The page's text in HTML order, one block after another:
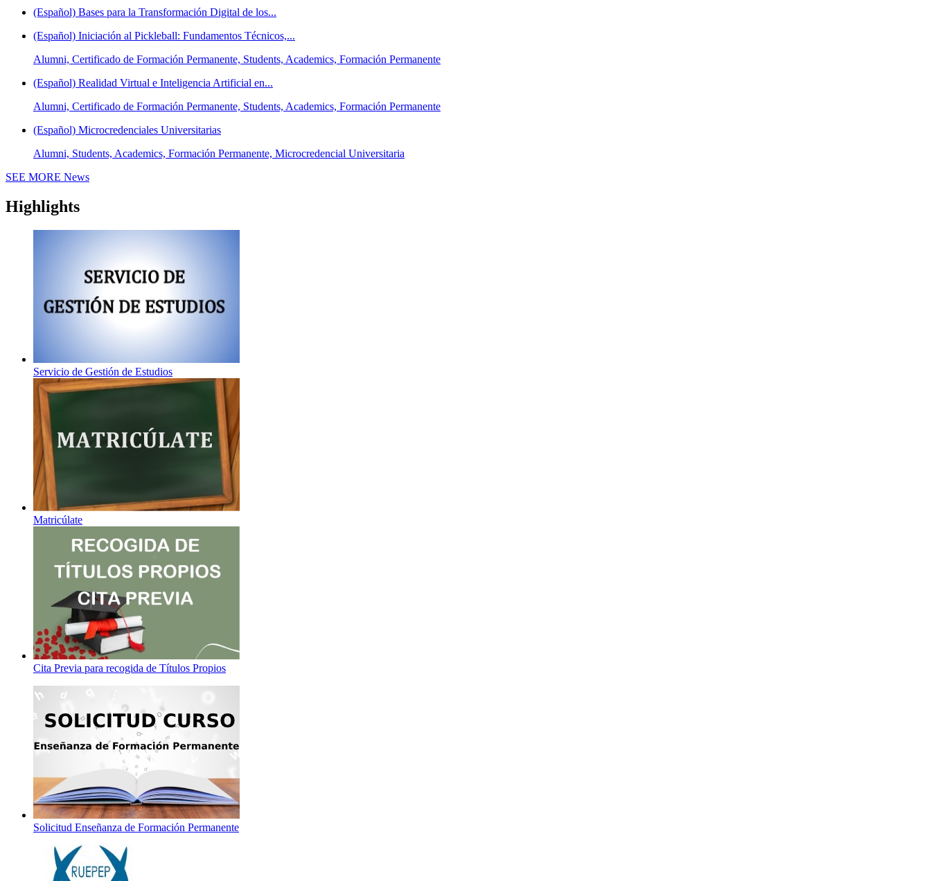
(Español) Bases para la Transformación Digital de los...
(Español) Iniciación al Pickleball: Fundamentos Técnicos,...
Alumni, Certificado de Formación Permanente, Students, Academics, Formación Permanente
(Español) Realidad Virtual e Inteligencia Artificial en...
Alumni, Certificado de Formación Permanente, Students, Academics, Formación Permanente
(Español) Microcredenciales Universitarias
Alumni, Students, Academics, Formación Permanente, Microcredencial Universitaria
SEE MORE News
Highlights
Servicio de Gestión de Estudios
Matricúlate
Cita Previa para recogida de Títulos Propios
Solicitud Enseñanza de Formación Permanente